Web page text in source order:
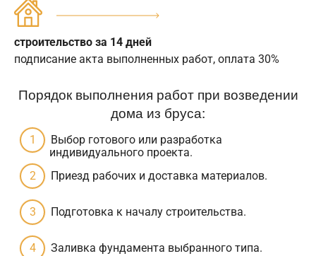
строительство за 14 дней
подписание акта выполненных работ, оплата 30%
Порядок выполнения работ при возведении
дома из бруса:
Выбор готового или разработка
индивидуального проекта.
Приезд рабочих и доставка материалов.
Подготовка к началу строительства.
Заливка фундамента выбранного типа.